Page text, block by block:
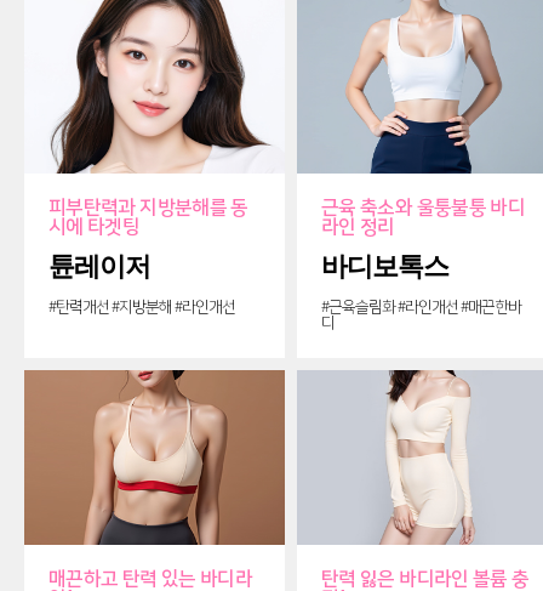
피부탄력과 지방분해를 동
시에 타겟팅
튠레이저
#탄력개선 #지방분해 #라인개선
근육 축소와 울퉁불퉁 바디
라인 정리
바디보톡스
#근육슬림화 #라인개선 #매끈한바
디
매끈하고 탄력 있는 바디라
탄력 잃은 바디라인 볼륨 충